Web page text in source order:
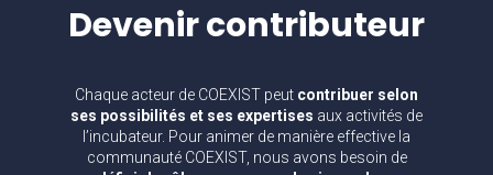
Devenircontributeur
Chaque acteur de COEXIST peut contribuer selon
ses possibilités et ses expertises aux activités de
l’incubateur. Pour animer de manière effective la
communauté COEXIST, nous avons besoin de